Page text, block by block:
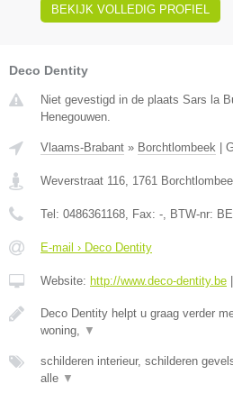
BEKIJK VOLLEDIG PROFIEL
Deco Dentity
Niet gevestigd in de plaats Sars la
Henegouwen.
Vlaams-Brabant » Borchtlombeek
Weverstraat 116 1761
Tel: 0486361168 , Fax: - , BTW-nr:
E-mail › Deco Dentity
Website: http://www.deco-dentity.be
Deco Dentity helpt u graag verder
woning,
▼
schilderen interieur, schilderen
alle ▼